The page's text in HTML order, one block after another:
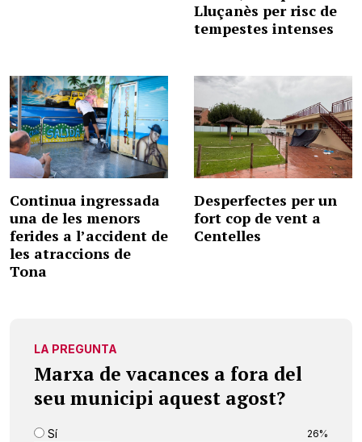
Lluçanès per risc de
tempestes intenses
Continua ingressada
una de les menors
ferides a l’accident de
les atraccions de
Tona
Desperfectes per un
fort cop de vent a
Centelles
LA PREGUNTA
Marxa de vacances a fora del
seu municipi aquest agost?
Sí 26%